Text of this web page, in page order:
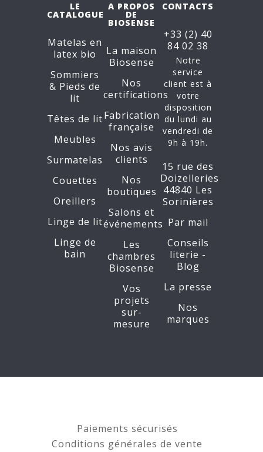
LE
CATALOGUE
Matelas en
latex bio
Sommiers
& Pieds de
lit
Têtes de lit
Meubles
Surmatelas
Couettes
Oreillers
Linge de lit
Linge de
bain
A PROPOS
DE
BIOSENSE
La maison
Biosense
Nos
certifications
Fabrication
française
Nos avis
clients
Nos
boutiques
Salons et
événements
Les
chambres
Biosense
Vos
projets
sur-
mesure
CONTACTS
+33 (2) 40
84 02 38
Notre
service
client est à
votre
disposition
du lundi au
vendredi de
9h à 19h.
15 rue des
Doizelleries
44840 Les
Sorinières
Par mail
Conseils
literie -
Blog
La presse
Nos
marques
Paiements sécurisés
Conditions générales de vente